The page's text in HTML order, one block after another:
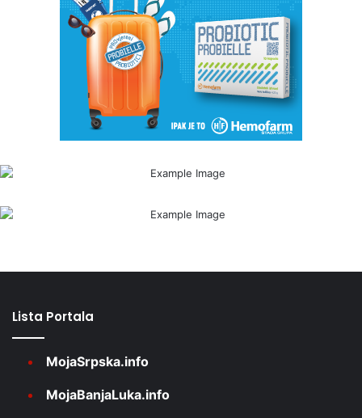
Lista Portala
MojaSrpska.info
MojaBanjaLuka.info